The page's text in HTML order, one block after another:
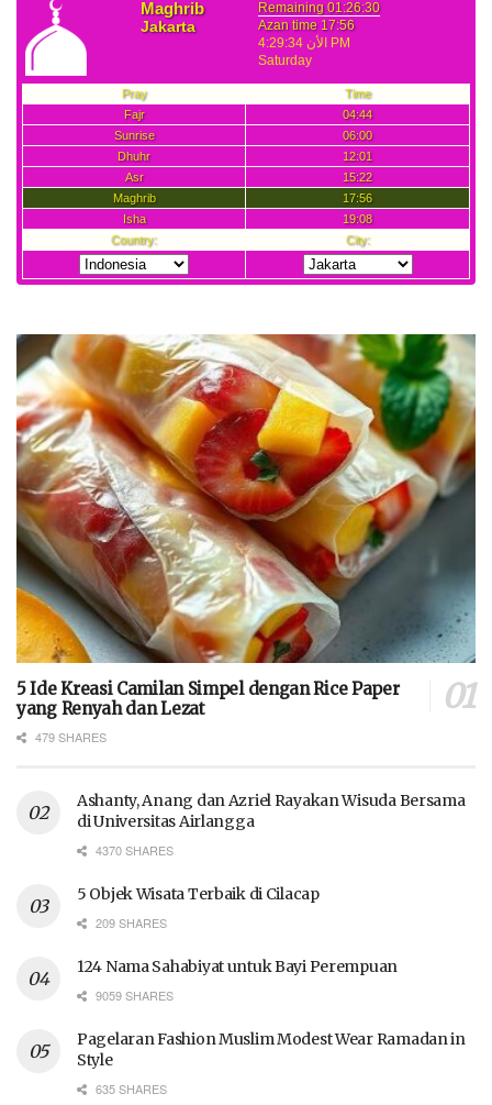
5 Ide Kreasi Camilan Simpel dengan Rice Paper
yang Renyah dan Lezat
479 SHARES
Ashanty, Anang dan Azriel Rayakan Wisuda Bersama
di Universitas Airlangga
4370 SHARES
5 Objek Wisata Terbaik di Cilacap
209 SHARES
124 Nama Sahabiyat untuk Bayi Perempuan
9059 SHARES
Pagelaran Fashion Muslim Modest Wear Ramadan in
Style
635 SHARES